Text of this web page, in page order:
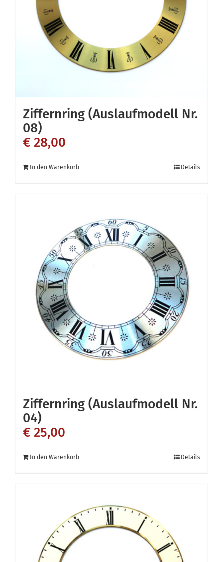
Ziffernring (Auslaufmodell Nr.
08)
€ 28,00
In den Warenkorb Details
Ziffernring (Auslaufmodell Nr.
04)
€ 25,00
In den Warenkorb Details